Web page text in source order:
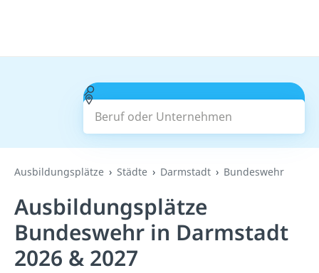
Beruf oder Unternehmen
Suchen
Ausbildungsplätze Städte Darmstadt Bundeswehr
Ausbildungsplätze
Bundeswehr in Darmstadt
2026 & 2027